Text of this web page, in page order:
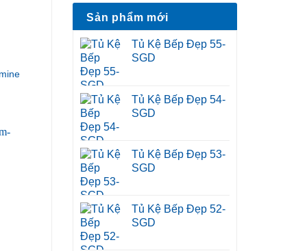
Sản phẩm mới
Tủ Kệ Bếp Đẹp 55-
SGD
Tủ Kệ Bếp Đẹp 54-
SGD
Tủ Kệ Bếp Đẹp 53-
SGD
Tủ Kệ Bếp Đẹp 52-
SGD